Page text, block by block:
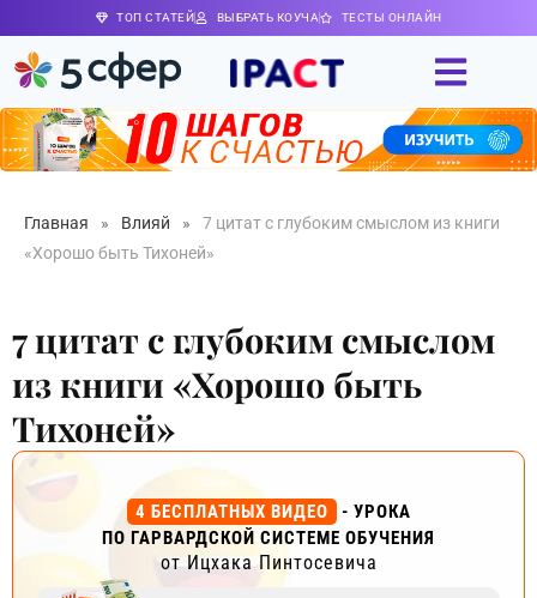
ТОП СТАТЕЙ ВЫБРАТЬ КОУЧА ТЕСТЫ ОНЛАЙН
Главная » Влияй »
7 цитат с глубоким смыслом из книги
«Хорошо быть Тихоней»
7 цитат с глубоким смыслом
из книги «Хорошо быть
Тихоней»
4 БЕСПЛАТНЫХ ВИДЕО
- УРОКА
ПО ГАРВАРДСКОЙ СИСТЕМЕ ОБУЧЕНИЯ
от Ицхака Пинтосевича